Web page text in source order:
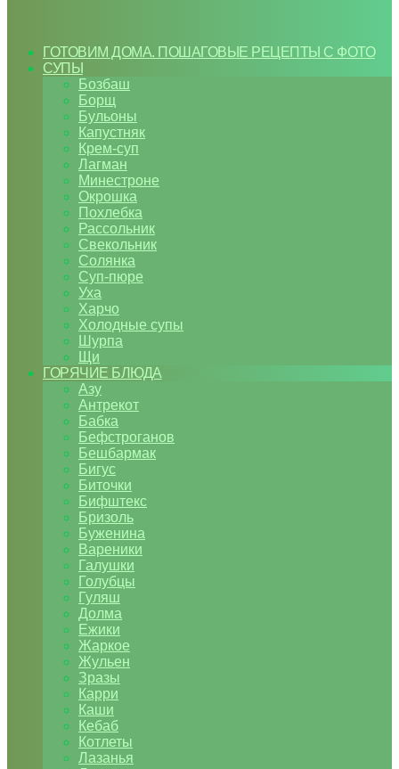
ГОТОВИМ ДОМА. ПОШАГОВЫЕ РЕЦЕПТЫ С ФОТО
СУПЫ
Бозбаш
Борщ
Бульоны
Капустняк
Крем-суп
Лагман
Минестроне
Окрошка
Похлебка
Рассольник
Свекольник
Солянка
Суп-пюре
Уха
Харчо
Холодные супы
Шурпа
Щи
ГОРЯЧИЕ БЛЮДА
Азу
Антрекот
Бабка
Бефстроганов
Бешбармак
Бигус
Биточки
Бифштекс
Бризоль
Буженина
Вареники
Галушки
Голубцы
Гуляш
Долма
Ежики
Жаркое
Жульен
Зразы
Карри
Каши
Кебаб
Котлеты
Лазанья